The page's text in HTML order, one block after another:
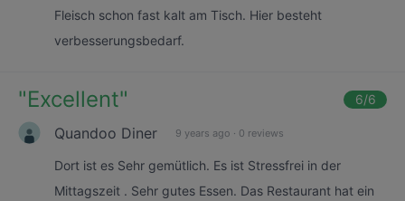
Fleisch schon fast kalt am Tisch. Hier besteht
verbesserungsbedarf.
"Excellent" 6/6
Quandoo Diner 9 years ago · 0 reviews
Dort ist es Sehr gemütlich. Es ist Stressfrei in der
Mittagszeit . Sehr gutes Essen. Das Restaurant hat ein